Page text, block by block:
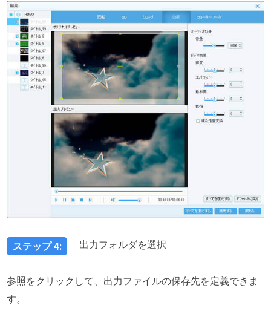
ステップ 4: 出力フォルダを選択
参照をクリックして、出力ファイルの保存先を定義できま
す。